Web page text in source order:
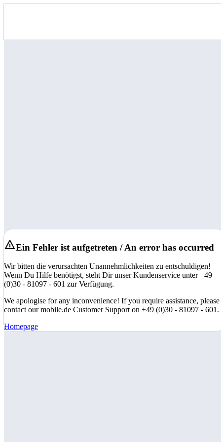
Ein Fehler ist aufgetreten / An error has occurred
Wir bitten die verursachten Unannehmlichkeiten zu entschuldigen!
Wenn Du Hilfe benötigst, steht Dir unser Kundenservice unter +49
(0)30 - 81097 - 601 zur Verfügung.
We apologise for any inconvenience! If you require assistance, please
contact our mobile.de Customer Support on +49 (0)30 - 81097 - 601.
Homepage